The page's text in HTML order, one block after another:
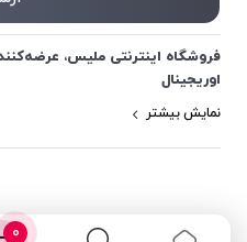
0
فروشگاه اینترنتی ملیس،
اوریجینال
نمایش بیشتر